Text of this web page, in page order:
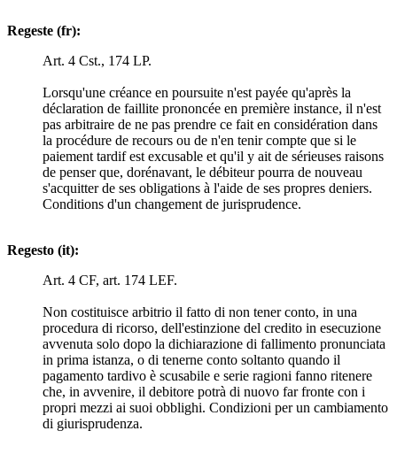
Regeste (fr):
Art. 4 Cst., 174 LP.
Lorsqu'une créance en poursuite n'est payée qu'après la
déclaration de faillite prononcée en première instance, il n'est
pas arbitraire de ne pas prendre ce fait en considération dans
la procédure de recours ou de n'en tenir compte que si le
paiement tardif est excusable et qu'il y ait de sérieuses raisons
de penser que, dorénavant, le débiteur pourra de nouveau
s'acquitter de ses obligations à l'aide de ses propres deniers.
Conditions d'un changement de jurisprudence.
Regesto (it):
Art. 4 CF, art. 174 LEF.
Non costituisce arbitrio il fatto di non tener conto, in una
procedura di ricorso, dell'estinzione del credito in esecuzione
avvenuta solo dopo la dichiarazione di fallimento pronunciata
in prima istanza, o di tenerne conto soltanto quando il
pagamento tardivo è scusabile e serie ragioni fanno ritenere
che, in avvenire, il debitore potrà di nuovo far fronte con i
propri mezzi ai suoi obblighi. Condizioni per un cambiamento
di giurisprudenza.